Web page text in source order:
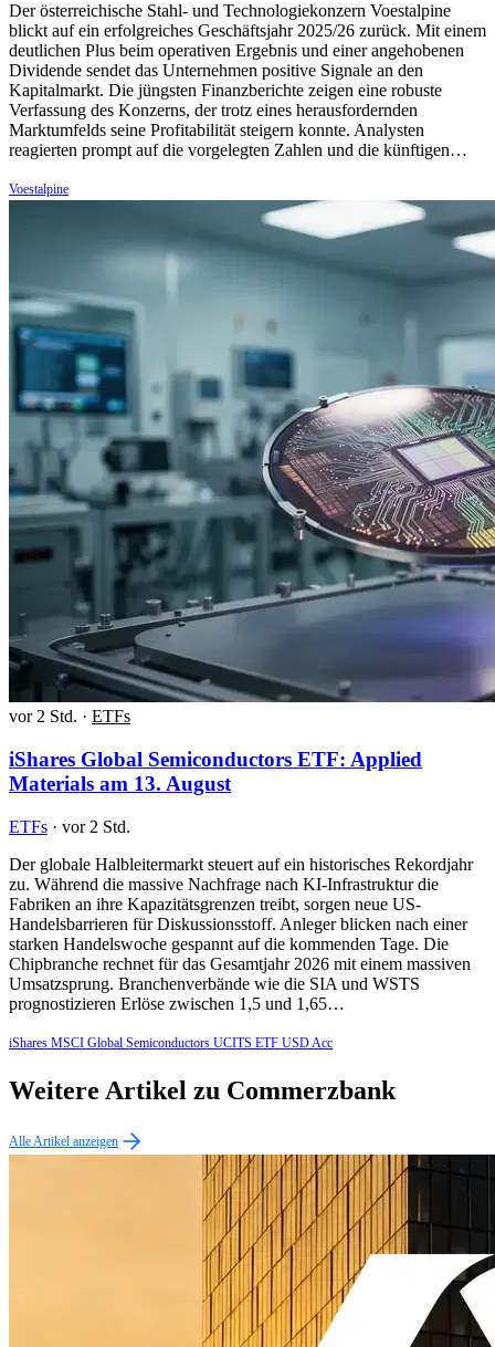
Der österreichische Stahl- und Technologiekonzern Voestalpine
blickt auf ein erfolgreiches Geschäftsjahr 2025/26 zurück. Mit einem
deutlichen Plus beim operativen Ergebnis und einer angehobenen
Dividende sendet das Unternehmen positive Signale an den
Kapitalmarkt. Die jüngsten Finanzberichte zeigen eine robuste
Verfassung des Konzerns, der trotz eines herausfordernden
Marktumfelds seine Profitabilität steigern konnte. Analysten
reagierten prompt auf die vorgelegten Zahlen und die künftigen…
Voestalpine
vor 2 Std. · ETFs
iShares Global Semiconductors ETF: Applied
Materials am 13. August
ETFs · vor 2 Std.
Der globale Halbleitermarkt steuert auf ein historisches Rekordjahr
zu. Während die massive Nachfrage nach KI-Infrastruktur die
Fabriken an ihre Kapazitätsgrenzen treibt, sorgen neue US-
Handelsbarrieren für Diskussionsstoff. Anleger blicken nach einer
starken Handelswoche gespannt auf die kommenden Tage. Die
Chipbranche rechnet für das Gesamtjahr 2026 mit einem massiven
Umsatzsprung. Branchenverbände wie die SIA und WSTS
prognostizieren Erlöse zwischen 1,5 und 1,65…
iShares MSCI Global Semiconductors UCITS ETF USD Acc
Weitere Artikel zu Commerzbank
Alle Artikel anzeigen